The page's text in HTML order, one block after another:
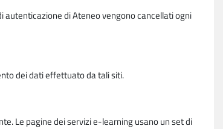
di Ateneo vengono cancellati ogni
dei dati effettuato da tali siti.
Le pagine dei servizi e-learning usano un set di